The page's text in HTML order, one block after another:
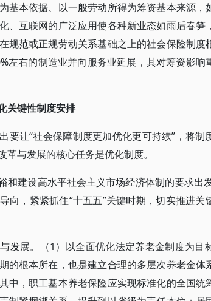
基本依据、以一般劳动所得为筹资基本来源，
、互联网的广泛应用使各种新业态如雨后春笋
规范或正规劳动关系基础之上的社会保险制度
左右的制造业并向服务业延展，其对筹资影响
关键性制度安排
要让“社会保障制度更加优化更可持续”，将制
与发展的核心任务是优化制度。
和建设高水平社会主义市场经济体制的要求出
向，紧紧抓住“十五五”关键时期，切实推进关
发展。（1）以全面优化法定养老金制度为目
的根本所在，也是建立合理的多层次养老金体
中，职工基本养老保险应实现标准化的全国统